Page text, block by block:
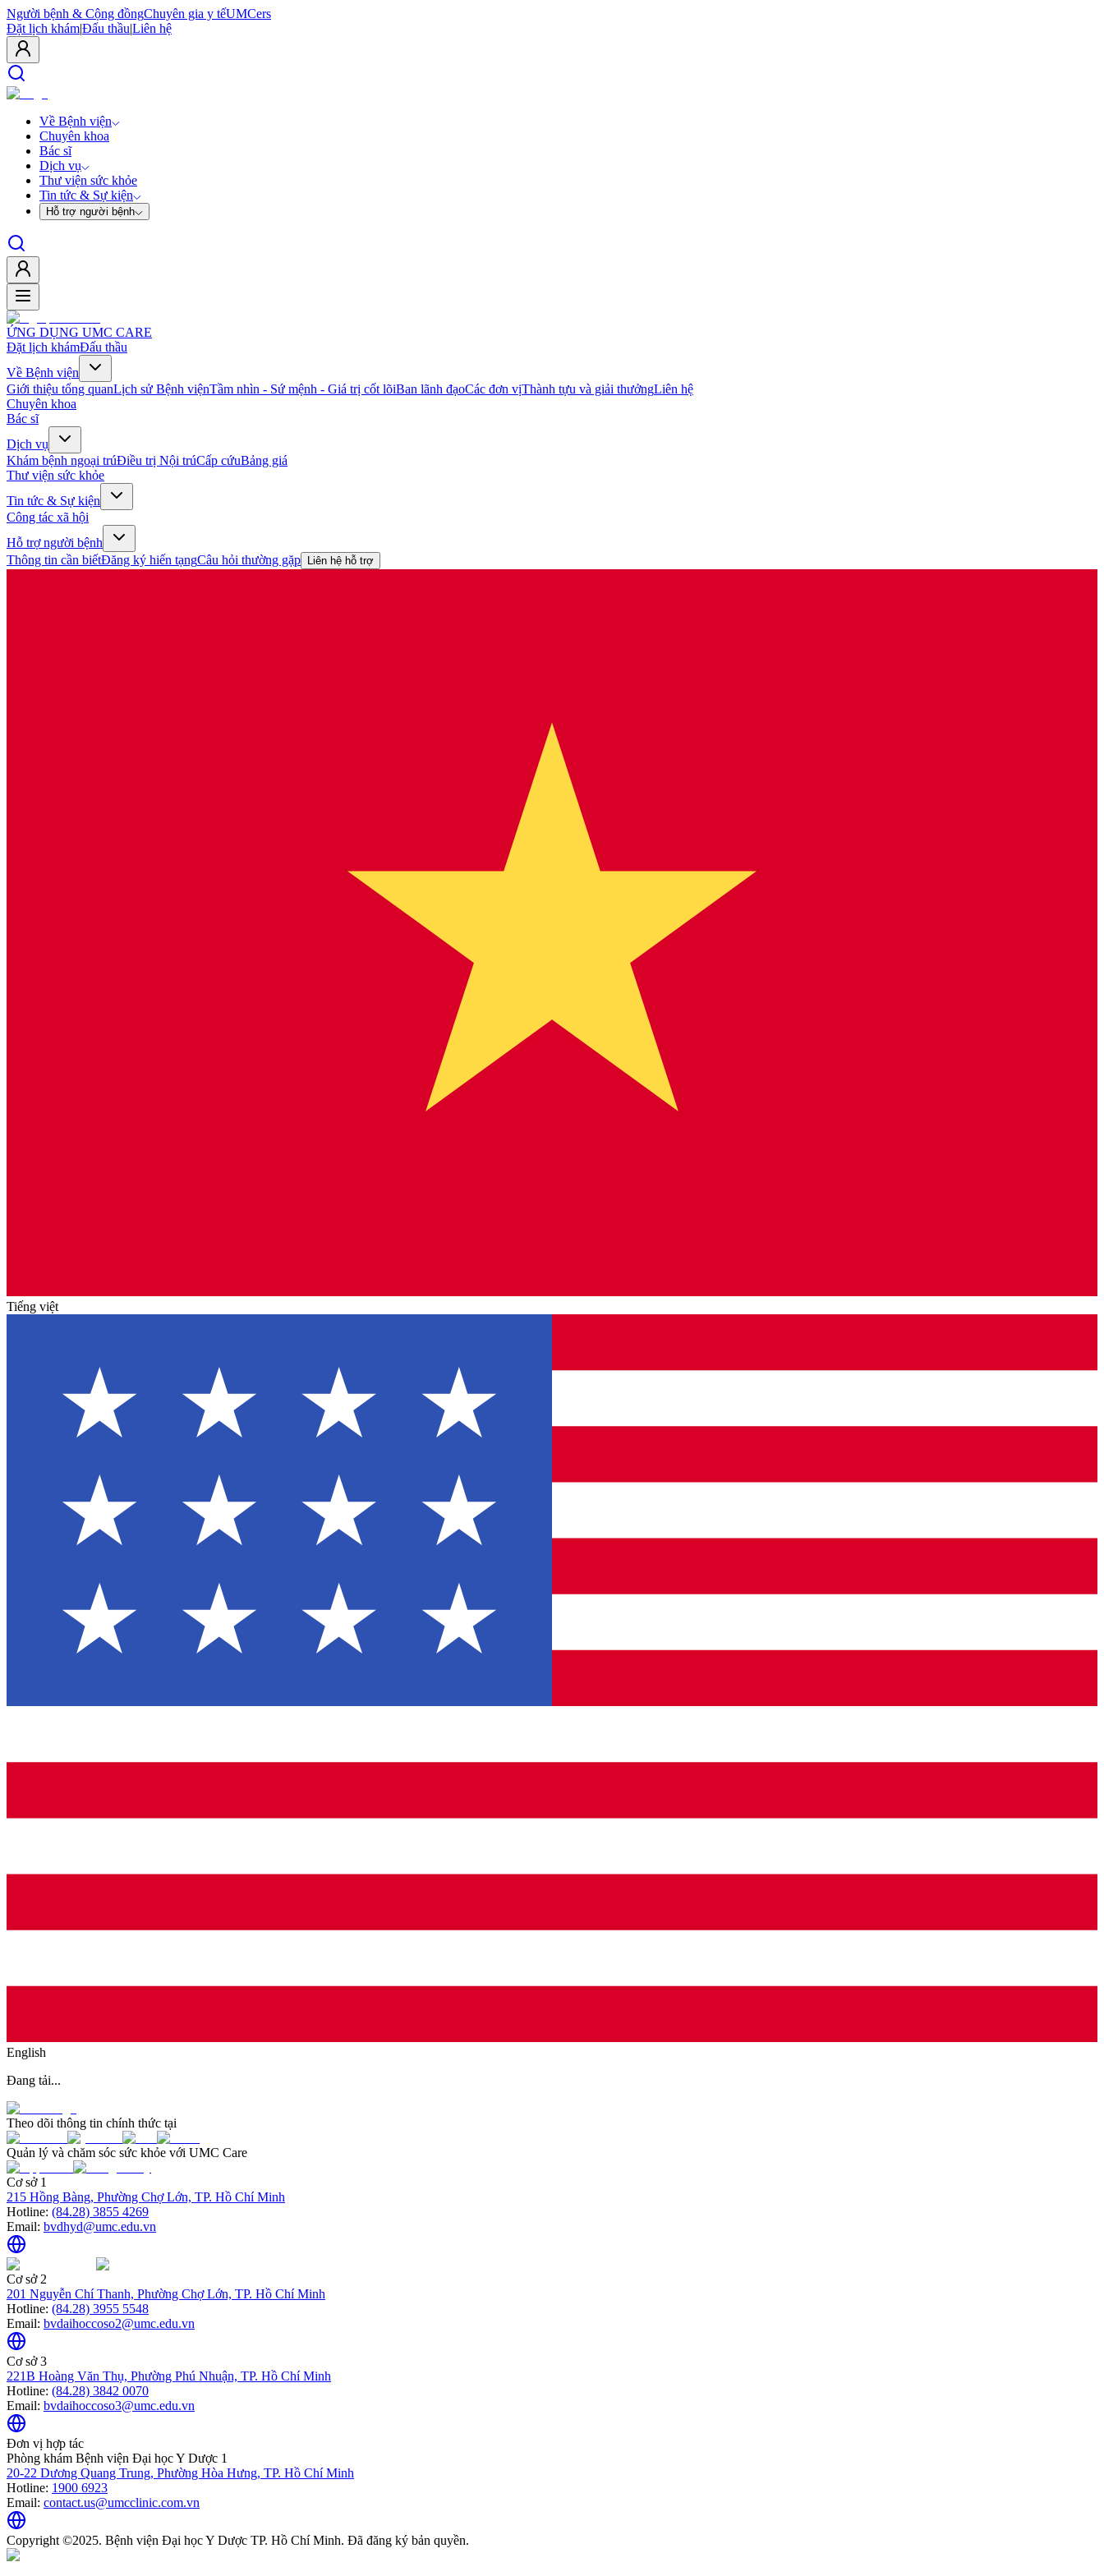
Người bệnh & Cộng đồngChuyên gia y tếUMCers
Đặt lịch khám|Đấu thầu|Liên hệ
Về Bệnh viện
Chuyên khoa
Bác sĩ
Dịch vụ
Thư viện sức khỏe
Tin tức & Sự kiện
Hỗ trợ người bệnh
ỨNG DỤNG UMC CARE
Đặt lịch khámĐấu thầu
Về Bệnh viện
Giới thiệu tổng quanLịch sử Bệnh việnTầm nhìn - Sứ mệnh - Giá trị cốt lõiBan lãnh đạoCác đơn vịThành tựu và giải thưởngLiên hệ
Chuyên khoa
Bác sĩ
Dịch vụ
Khám bệnh ngoại trúĐiều trị Nội trúCấp cứuBảng giá
Thư viện sức khỏe
Tin tức & Sự kiện
Công tác xã hội
Hỗ trợ người bệnh
Thông tin cần biếtĐăng ký hiến tạngCâu hỏi thường gặp Liên hệ hỗ trợ
Tiếng việt
English
Đang tải...
Theo dõi thông tin chính thức tại
Quản lý và chăm sóc sức khỏe với UMC Care
Cơ sở 1
215 Hồng Bàng, Phường Chợ Lớn, TP. Hồ Chí Minh
Hotline: (84.28) 3855 4269
Email: bvdhyd@umc.edu.vn
Cơ sở 2
201 Nguyễn Chí Thanh, Phường Chợ Lớn, TP. Hồ Chí Minh
Hotline: (84.28) 3955 5548
Email: bvdaihoccoso2@umc.edu.vn
Cơ sở 3
221B Hoàng Văn Thụ, Phường Phú Nhuận, TP. Hồ Chí Minh
Hotline: (84.28) 3842 0070
Email: bvdaihoccoso3@umc.edu.vn
Đơn vị hợp tác
Phòng khám Bệnh viện Đại học Y Dược 1
20-22 Dương Quang Trung, Phường Hòa Hưng, TP. Hồ Chí Minh
Hotline: 1900 6923
Email: contact.us@umcclinic.com.vn
Copyright ©2025. Bệnh viện Đại học Y Dược TP. Hồ Chí Minh. Đã đăng ký bản quyền.